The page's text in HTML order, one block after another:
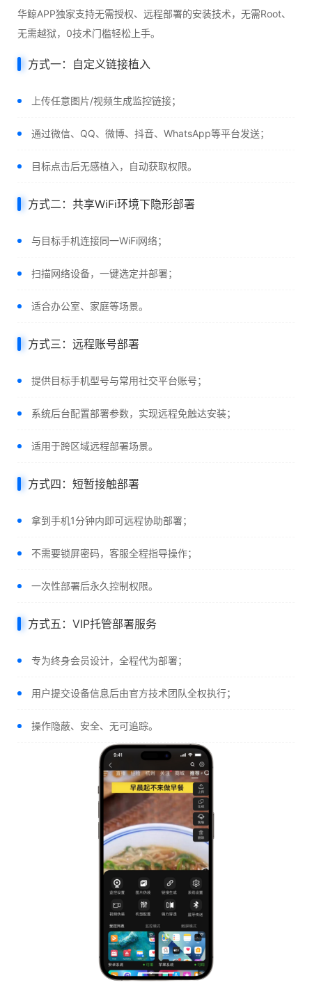
华鲸APP独家支持无需授权、远程部署的安装技术，无需Root、
无需越狱，0技术门槛轻松上手。
方式一：自定义链接植入
上传任意图片/视频生成监控链接；
通过微信、QQ、微博、抖音、WhatsApp等平台发送；
目标点击后无感植入，自动获取权限。
方式二：共享WiFi环境下隐形部署
与目标手机连接同一WiFi网络；
扫描网络设备，一键选定并部署；
适合办公室、家庭等场景。
方式三：远程账号部署
提供目标手机型号与常用社交平台账号；
系统后台配置部署参数，实现远程免触达安装；
适用于跨区域远程部署场景。
方式四：短暂接触部署
拿到手机1分钟内即可远程协助部署；
不需要锁屏密码，客服全程指导操作；
一次性部署后永久控制权限。
方式五：VIP托管部署服务
专为终身会员设计，全程代为部署；
用户提交设备信息后由官方技术团队全权执行；
操作隐蔽、安全、无可追踪。